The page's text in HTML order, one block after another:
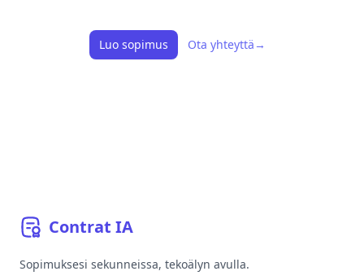
Luo sopimus Ota yhteyttä →
Contrat IA
Sopimuksesi sekunneissa, tekoälyn avulla.